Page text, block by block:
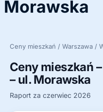
Morawska
Ceny mieszkań / Warszawa /
Ceny mieszkań
– ul. Morawska
Raport za czerwiec 2026